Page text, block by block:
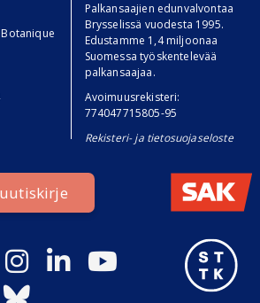
Palkansaajien edunvalvontaa
Brysselissä vuodesta 1995.
Edustamme 1,4 miljoonaa
Suomessa työskentelevää
palkansaajaa.
Avoimuusrekisteri:
774047715805-95
Rekisteri- ja tietosuojaseloste